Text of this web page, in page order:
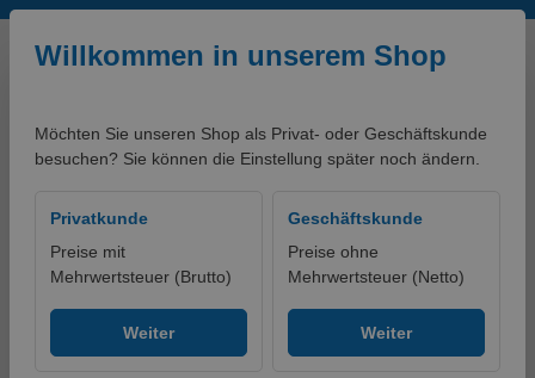
Zum Hauptinhalt springen
Willkommen in unserem Shop
Möchten Sie unseren Shop als Privat- oder Geschäftskunde
besuchen? Sie können die Einstellung später noch ändern.
Privatkunde
Preise mit
Mehrwertsteuer (Brutto)
Weiter
Geschäftskunde
Preise ohne
Mehrwertsteuer (Netto)
Weiter
ELTEN Sicherheitshalbschuh